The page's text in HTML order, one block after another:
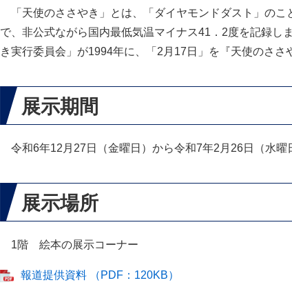
「天使のささやき」とは、「ダイヤモンドダスト」のこ
で、非公式ながら国内最低気温マイナス41．2度を記録し
き実行委員会」が1994年に、「2月17日」を『天使のささ
展示期間
令和6年12月27日（金曜日）から令和7年2月26日（水曜
展示場所
1階 絵本の展示コーナー
報道提供資料 （PDF：120KB）